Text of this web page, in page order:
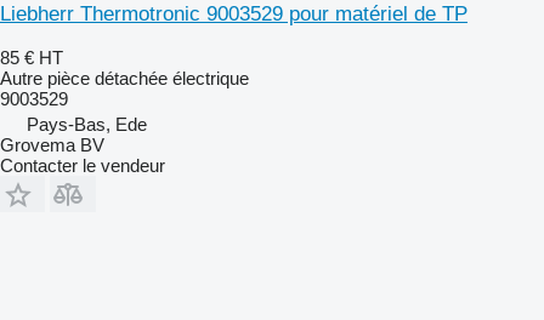
Liebherr Thermotronic 9003529 pour matériel de TP
85 € HT
Autre pièce détachée électrique
9003529
Pays-Bas, Ede
Grovema BV
Contacter le vendeur